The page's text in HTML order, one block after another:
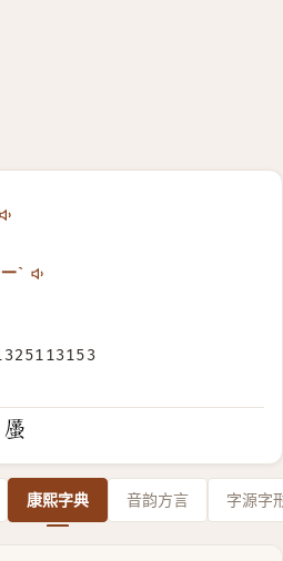
ˋ
康熙字典 音韵方言 字源字